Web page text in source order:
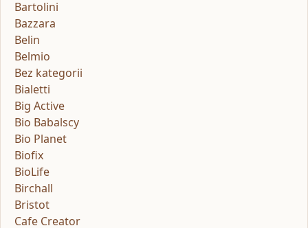
Bartolini
Bazzara
Belin
Belmio
Bez kategorii
Bialetti
Big Active
Bio Babalscy
Bio Planet
Biofix
BioLife
Birchall
Bristot
Cafe Creator